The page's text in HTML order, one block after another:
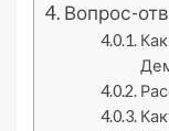
Вопрос-